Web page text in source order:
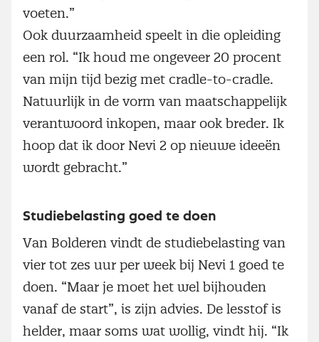
voeten.”
Ook duurzaamheid speelt in die opleiding
een rol. “Ik houd me ongeveer 20 procent
van mijn tijd bezig met cradle-to-cradle.
Natuurlijk in de vorm van maatschappelijk
verantwoord inkopen, maar ook breder. Ik
hoop dat ik door Nevi 2 op nieuwe ideeën
wordt gebracht.”
Studiebelasting goed te doen
Van Bolderen vindt de studiebelasting van
vier tot zes uur per week bij Nevi 1 goed te
doen. “Maar je moet het wel bijhouden
vanaf de start”, is zijn advies. De lesstof is
helder, maar soms wat wollig, vindt hij. “Ik